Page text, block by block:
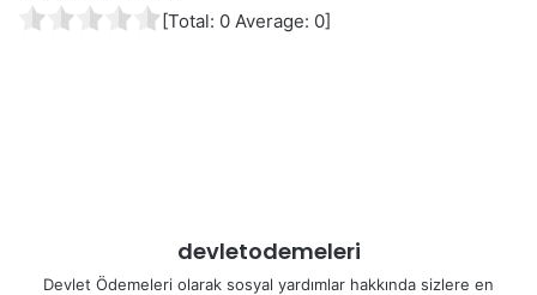
[Total: 0 Average: 0]
devletodemeleri
Devlet Ödemeleri olarak sosyal yardımlar hakkında sizlere en